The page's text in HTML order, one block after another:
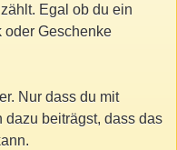
Egal ob du ein
oder Geschenke
Nur dass du mit
beiträgst, dass das